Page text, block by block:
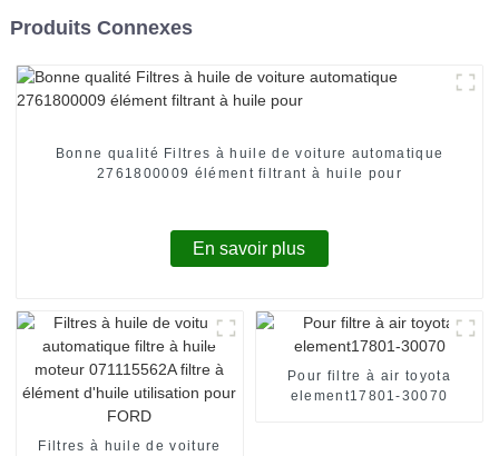
Produits Connexes
Bonne qualité Filtres à huile de voiture automatique
2761800009 élément filtrant à huile pour
En savoir plus
Filtres à huile de voiture
Pour filtre à air toyota
element17801-30070